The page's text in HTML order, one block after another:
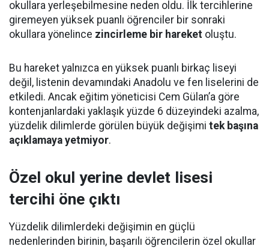
okullara yerleşebilmesine neden oldu. İlk tercihlerine
giremeyen yüksek puanlı öğrenciler bir sonraki
okullara yönelince zincirleme bir hareket oluştu.
Bu hareket yalnızca en yüksek puanlı birkaç liseyi
değil, listenin devamındaki Anadolu ve fen liselerini de
etkiledi. Ancak eğitim yöneticisi Cem Gülan’a göre
kontenjanlardaki yaklaşık yüzde 6 düzeyindeki azalma,
yüzdelik dilimlerde görülen büyük değişimi tek başına
açıklamaya yetmiyor.
Özel okul yerine devlet lisesi
tercihi öne çıktı
Yüzdelik dilimlerdeki değişimin en güçlü
nedenlerinden birinin, başarılı öğrencilerin özel okullar